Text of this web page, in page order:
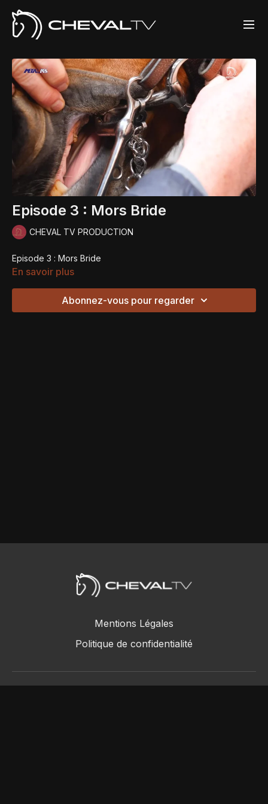
Episode 3 : Mors Bride
CHEVAL TV PRODUCTION
Episode 3 : Mors Bride
En savoir plus
Abonnez-vous pour regarder
Mentions Légales
Politique de confidentialité